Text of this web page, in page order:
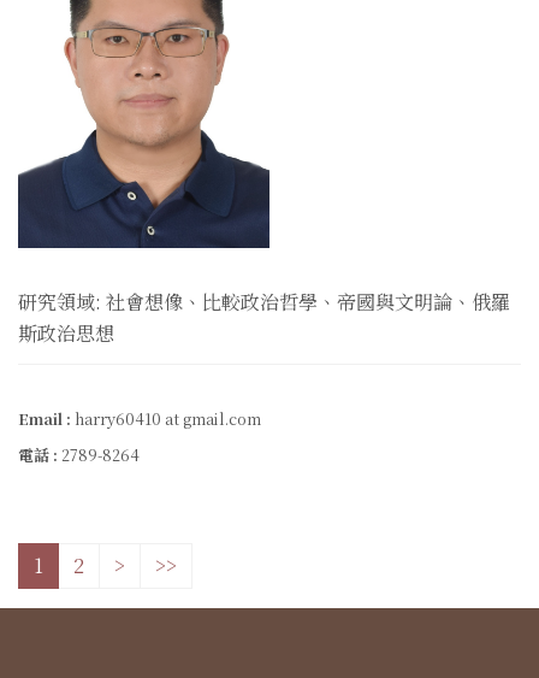
研究領域: 社會想像、比較政治哲學、帝國與文明論、俄羅
斯政治思想
Email : harry60410 at gmail.com
電話 : 2789-8264
1 2 > >>